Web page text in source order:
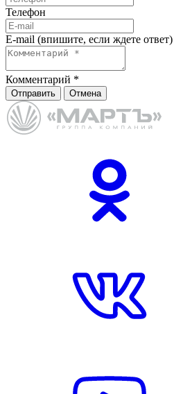
Телефон
E-mail (впишите, если ждете ответ)
Комментарий *
Отправить Отмена